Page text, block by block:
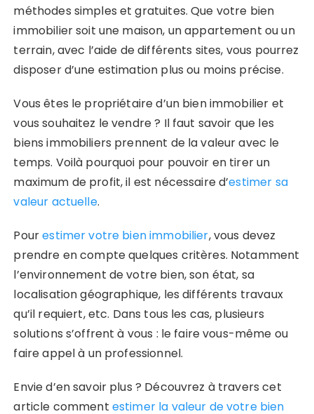
méthodes simples et gratuites. Que votre bien
immobilier soit une maison, un appartement ou un
terrain, avec l’aide de différents sites, vous pourrez
disposer d’une estimation plus ou moins précise.
Vous êtes le propriétaire d’un bien immobilier et
vous souhaitez le vendre ? Il faut savoir que les
biens immobiliers prennent de la valeur avec le
temps. Voilà pourquoi pour pouvoir en tirer un
maximum de profit, il est nécessaire d’estimer sa
valeur actuelle.
Pourestimer votre bien immobilier, vous devez
prendre en compte quelques critères. Notamment
l’environnement de votre bien, son état, sa
localisation géographique, les différents travaux
qu’il requiert, etc. Dans tous les cas, plusieurs
solutions s’offrent à vous : le faire vous-même ou
faire appel à un professionnel.
Envie d’en savoir plus ? Découvrez à travers cet
article comment estimer la valeur de votre bien